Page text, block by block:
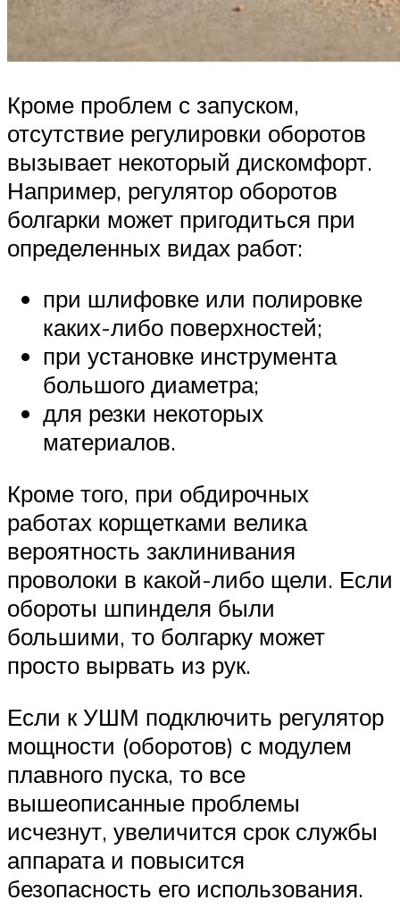
Кроме проблем с запуском,
отсутствие регулировки оборотов
вызывает некоторый дискомфорт.
Например, регулятор оборотов
болгарки может пригодиться при
определенных видах работ:
при шлифовке или полировке
каких-либо поверхностей;
при установке инструмента
большого диаметра;
для резки некоторых
материалов.
Кроме того, при обдирочных
работах корщетками велика
вероятность заклинивания
проволоки в какой-либо щели. Если
обороты шпинделя были
большими, то болгарку может
просто вырвать из рук.
Если к УШМ подключить регулятор
мощности (оборотов) с модулем
плавного пуска, то все
вышеописанные проблемы
исчезнут, увеличится срок службы
аппарата и повысится
безопасность его использования.